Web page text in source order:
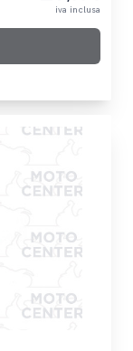
iva inclusa